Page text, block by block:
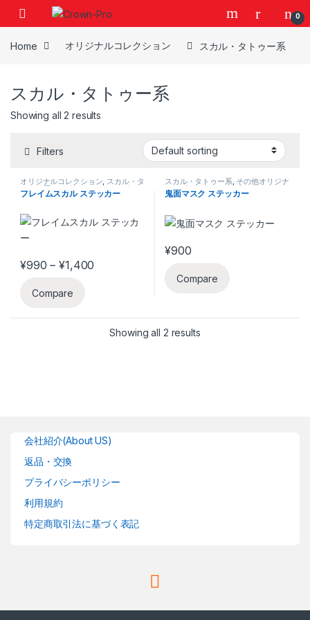
Skip to navigation
Skip to content
0
Home オリジナルコレクション スカル・タトゥー系
スカル・タトゥー系
Showing all 2 results
Filters
オリジナルコレクション スカル・タ
トゥー系 その他オリジナルデザイン
フレイムスカル ステッカー
¥990 – ¥1,400
This product has multiple variants. The options may be chosen
Compare
スカル・タトゥー系 その他オリジナ
ルデザイン
鬼面マスク ステッカー
¥900
This product has multiple
Compare
Showing all 2 results
会社紹介(About US)
返品・交換
プライバシーポリシー
利用規約
特定商取引法に基づく表記